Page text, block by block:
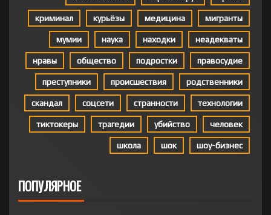
криминал курьёзы медицина мигранты
мумии наука находки неадекваты
нравы общество подростки правосудие
преступники происшествия родственники
скандал соцсети странности технологии
тиктокеры трагедии убийство человек
школа шок шоу-бизнес
ПОПУЛЯРНОЕ